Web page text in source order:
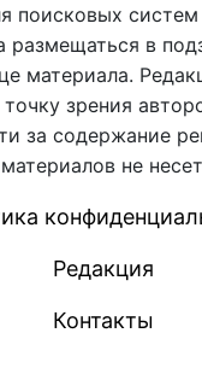
поисковых систем
в
материала.
точку зрения
за содержание
материалов не
Редакция
Контакты